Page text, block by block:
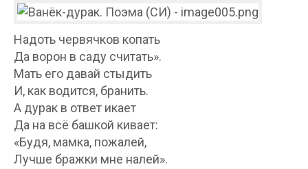
Надоть червячков копать
Да ворон в саду считать».
Мать его давай стыдить
И, как водится, бранить.
А дурак в ответ икает
Да на всё башкой кивает:
«Будя, мамка, пожалей,
Лучше бражки мне налей».